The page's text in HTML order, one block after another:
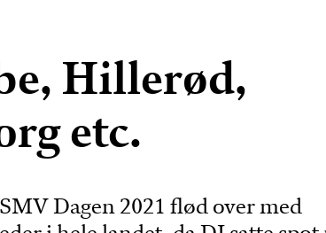
Hillerød,
etc.
Dagen 2021 flød over med